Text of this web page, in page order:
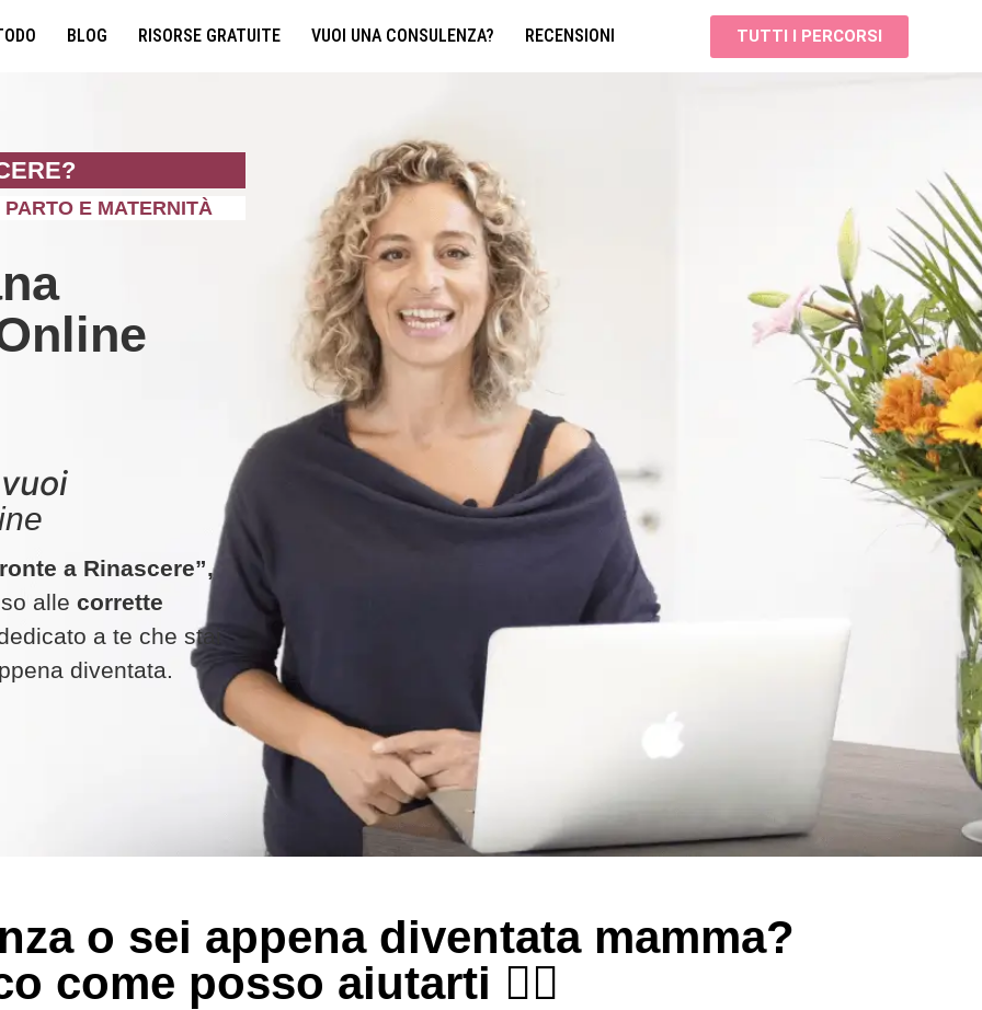
BLOG RISORSE GRATUITE VUOI UNA CONSULENZA? RECENSIONI TUTTI I PERCORSI
E MATERNITÀ
a Rinascere”,
alle corrette
a te che stai
diventata.
o sei appena diventata mamma?
come posso aiutarti 👇🏻